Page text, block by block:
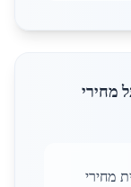
מחירי
מחירי